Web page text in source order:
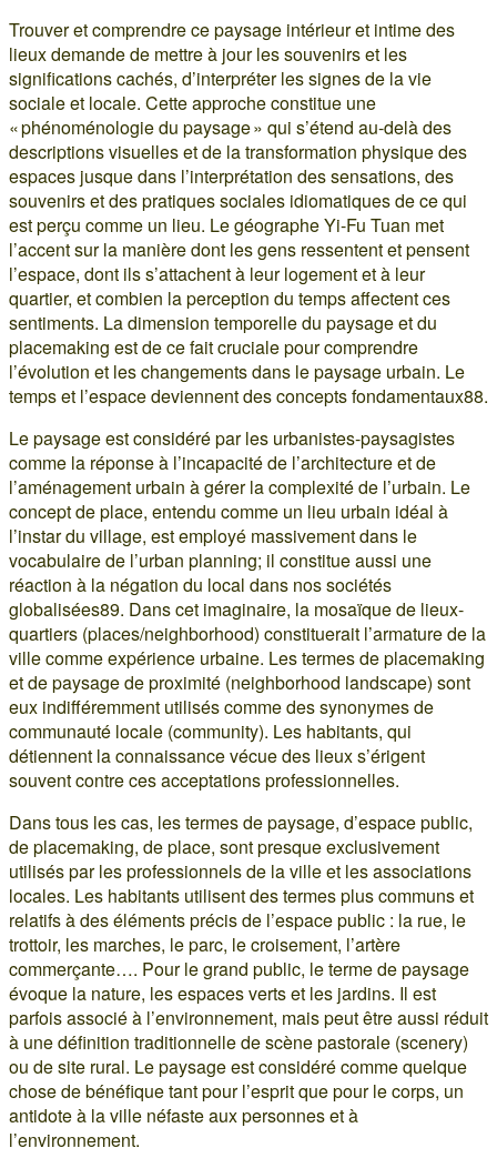
Trouver et comprendre ce paysage intérieur et intime des
lieux demande de mettre à jour les souvenirs et les
significations cachés, d’interpréter les signes de la vie
sociale et locale. Cette approche constitue une
« phénoménologie du paysage » qui s’étend au-delà des
descriptions visuelles et de la transformation physique des
espaces jusque dans l’interprétation des sensations, des
souvenirs et des pratiques sociales idiomatiques de ce qui
est perçu comme un lieu. Le géographe Yi-Fu Tuan met
l’accent sur la manière dont les gens ressentent et pensent
l’espace, dont ils s’attachent à leur logement et à leur
quartier, et combien la perception du temps affectent ces
sentiments. La dimension temporelle du paysage et du
placemaking est de ce fait cruciale pour comprendre
l’évolution et les changements dans le paysage urbain. Le
temps et l’espace deviennent des concepts fondamentaux88.
Le paysage est considéré par les urbanistes-paysagistes
comme la réponse à l’incapacité de l’architecture et de
l’aménagement urbain à gérer la complexité de l’urbain. Le
concept de place, entendu comme un lieu urbain idéal à
l’instar du village, est employé massivement dans le
vocabulaire de l’urban planning; il constitue aussi une
réaction à la négation du local dans nos sociétés
globalisées89. Dans cet imaginaire, la mosaïque de lieux-
quartiers (places/neighborhood) constituerait l’armature de la
ville comme expérience urbaine. Les termes de placemaking
et de paysage de proximité (neighborhood landscape) sont
eux indifféremment utilisés comme des synonymes de
communauté locale (community). Les habitants, qui
détiennent la connaissance vécue des lieux s’érigent
souvent contre ces acceptations professionnelles.
Dans tous les cas, les termes de paysage, d’espace public,
de placemaking, de place, sont presque exclusivement
utilisés par les professionnels de la ville et les associations
locales. Les habitants utilisent des termes plus communs et
relatifs à des éléments précis de l’espace public : la rue, le
trottoir, les marches, le parc, le croisement, l’artère
commerçante…. Pour le grand public, le terme de paysage
évoque la nature, les espaces verts et les jardins. Il est
parfois associé à l’environnement, mais peut être aussi réduit
à une définition traditionnelle de scène pastorale (scenery)
ou de site rural. Le paysage est considéré comme quelque
chose de bénéfique tant pour l’esprit que pour le corps, un
antidote à la ville néfaste aux personnes et à
l’environnement.